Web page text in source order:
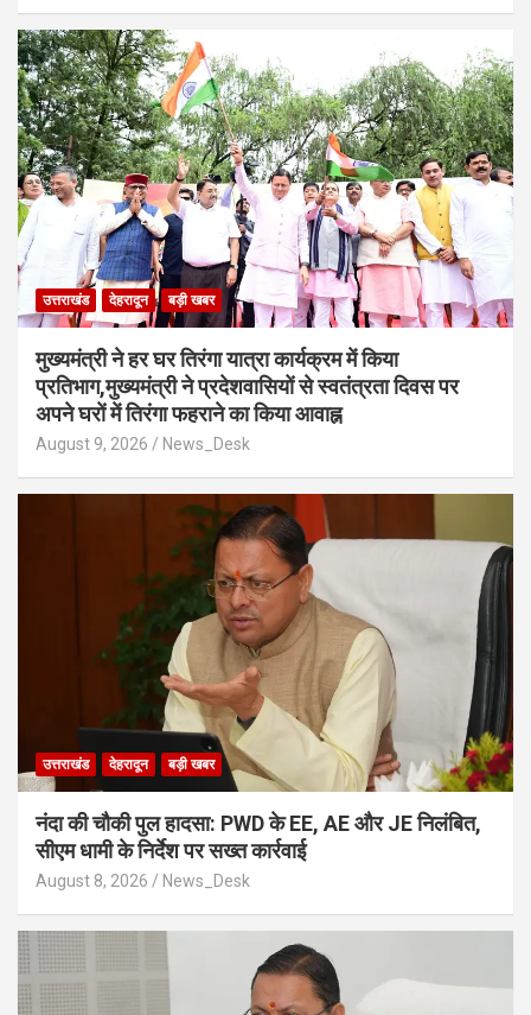
उत्तराखंड देहरादून बड़ी खबर
मुख्यमंत्री ने हर घर तिरंगा यात्रा कार्यक्रम में किया
प्रतिभाग,मुख्यमंत्री ने प्रदेशवासियों से स्वतंत्रता दिवस पर
अपने घरों में तिरंगा फहराने का किया आवाह्न
August 9, 2026 News_Desk
उत्तराखंड देहरादून बड़ी खबर
नंदा की चौकी पुल हादसा: PWD के EE, AE और JE निलंबित,
सीएम धामी के निर्देश पर सख्त कार्रवाई
August 8, 2026 News_Desk